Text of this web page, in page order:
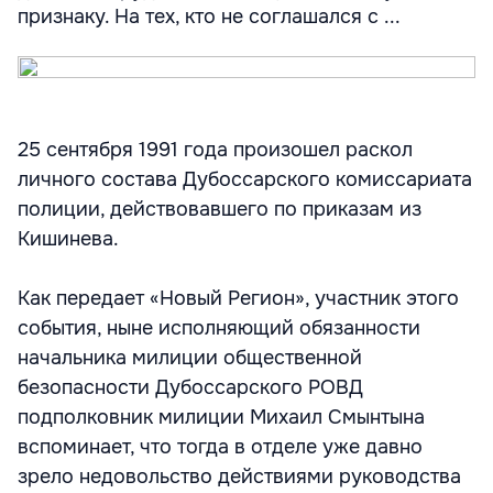
признаку. На тех, кто не соглашался с ...
25 сентября 1991 года произошел раскол
личного состава Дубоссарского комиссариата
полиции, действовавшего по приказам из
Кишинева.
Как передает «Новый Регион», участник этого
события, ныне исполняющий обязанности
начальника милиции общественной
безопасности Дубоссарского РОВД
подполковник милиции Михаил Смынтына
вспоминает, что тогда в отделе уже давно
зрело недовольство действиями руководства